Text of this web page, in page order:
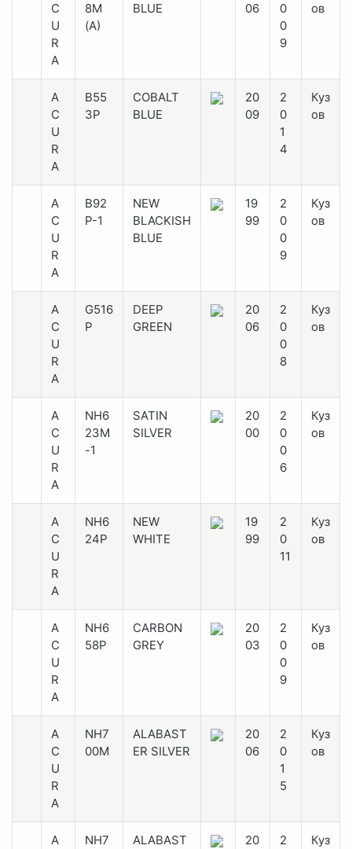
C
U
R
A
8M
(A)
BLUE
06
0
0
9
ов
A
C
U
R
A
B55
3P
COBALT
BLUE
20
09
2
0
1
4
Куз
ов
A
C
U
R
A
B92
P-1
NEW
BLACKISH
BLUE
19
99
2
0
0
9
Куз
ов
A
C
U
R
A
G516
P
DEEP
GREEN
20
06
2
0
0
8
Куз
ов
A
C
U
R
A
NH6
23M
-1
SATIN
SILVER
20
00
2
0
0
6
Куз
ов
A
C
U
R
A
NH6
24P
NEW
WHITE
19
99
2
0
11
Куз
ов
A
C
U
R
A
NH6
58P
CARBON
GREY
20
03
2
0
0
9
Куз
ов
A
C
U
R
A
NH7
00M
ALABAST
ER SILVER
20
06
2
0
1
5
Куз
ов
A
NH7
ALABAST
20
2
Куз